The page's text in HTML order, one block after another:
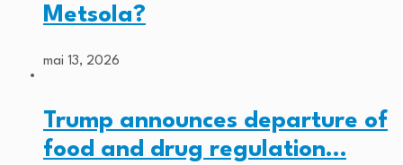
Metsola?
mai 13, 2026
Trump announces departure of
food and drug regulation…